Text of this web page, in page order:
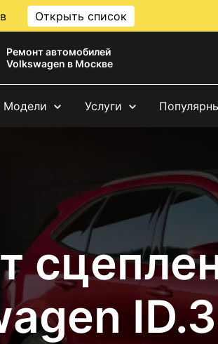
Открыть список
Ремонт автомобилей
Volkswagen в Москве
Модели Услуги
ID.3